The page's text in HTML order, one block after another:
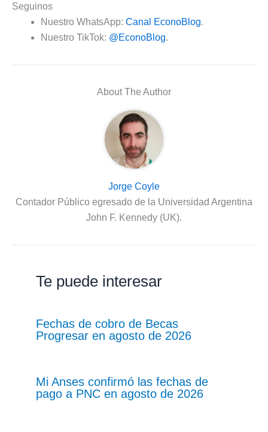
Seguinos
Nuestro WhatsApp: Canal EconoBlog.
Nuestro TikTok: @EconoBlog.
About The Author
Jorge Coyle
Contador Público egresado de la Universidad Argentina
John F. Kennedy (UK).
Te puede interesar
Fechas de cobro de Becas
Progresar en agosto de 2026
Mi Anses confirmó las fechas de
pago a PNC en agosto de 2026